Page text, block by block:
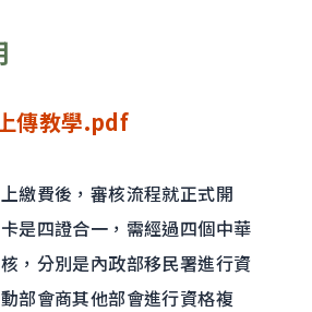
傳教學.pdf
繳費後，審核流程就正式開
是四證合一，需經過四個中華
，分別是內政部移民署進行資
部會商其他部會進行資格複